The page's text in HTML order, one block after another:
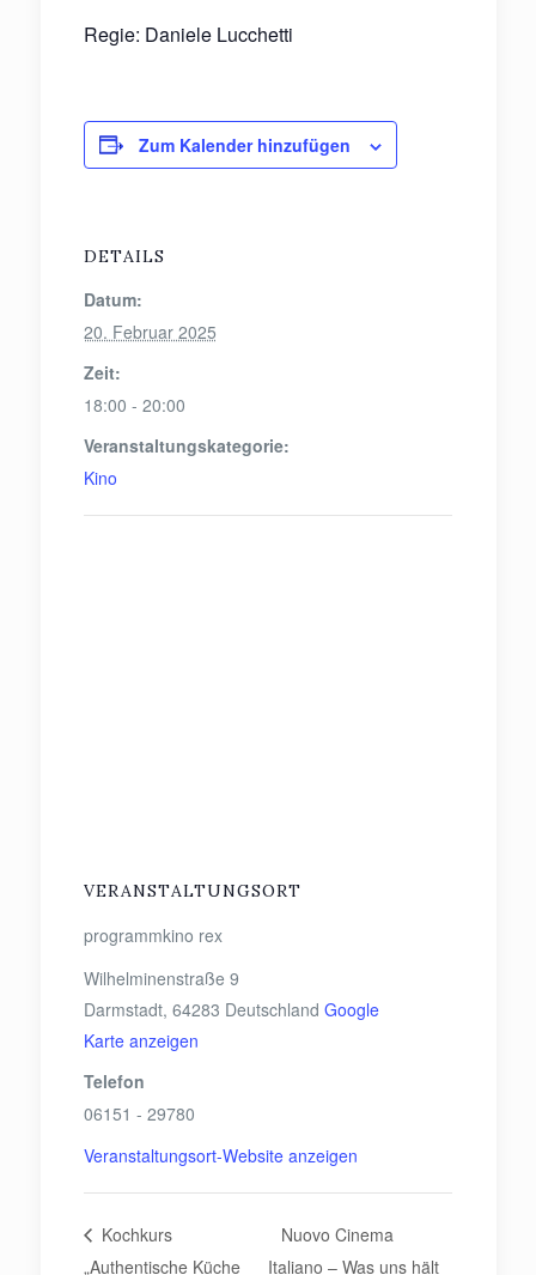
Regie: Daniele Lucchetti
Zum Kalender hinzufügen
DETAILS
Datum:
20. Februar 2025
Zeit:
18:00 - 20:00
Veranstaltungskategorie:
Kino
VERANSTALTUNGSORT
programmkino rex
Wilhelminenstraße 9
Darmstadt, 64283 Deutschland Google
Karte anzeigen
Telefon
06151 - 29780
Veranstaltungsort-Website anzeigen
Kochkurs
„Authentische Küche
Nuovo Cinema
Italiano – Was uns hält